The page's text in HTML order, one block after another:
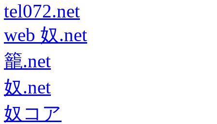
tel072.net
web 奴.net
籠.net
奴.net
奴コア